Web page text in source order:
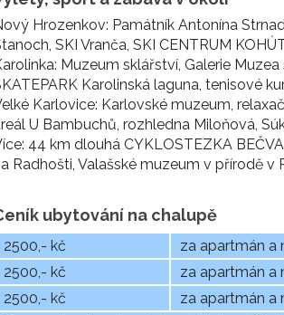
Hrozenkov: Památník Antonína
SKI Vranča, SKI CENTRUM
Muzeum sklářství, Galerie
Karolinská laguna, tenisové
Karlovice: Karlovské muzeum,
U Bambuchů, rozhledna Miloňová,
44 km dlouhá CYKLOSTEZKA
Radhošti, Valašské muzeum v přírodě v
ubytování na chalupě
2500,- kč
za apartmán a
2500,- kč
za apartmán a
2500,- kč
za apartmán a